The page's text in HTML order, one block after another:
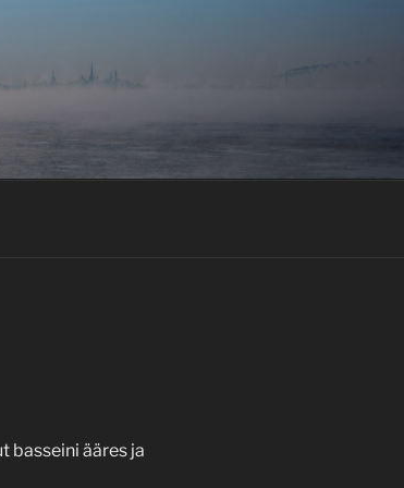
basseini ääres ja